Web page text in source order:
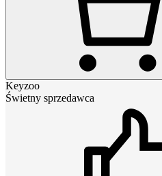
Keyzoo
Świetny sprzedawca